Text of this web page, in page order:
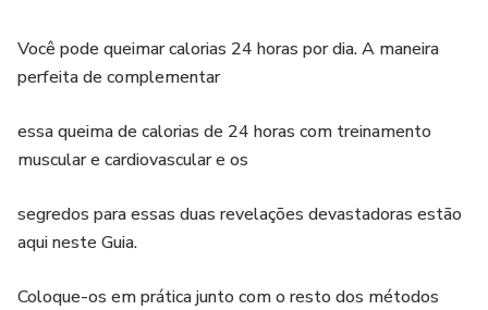
Você pode queimar calorias 24 horas por dia. A maneira
perfeita de complementar
essa queima de calorias de 24 horas com treinamento
muscular e cardiovascular e os
segredos para essas duas revelações devastadoras estão
aqui neste Guia.
Coloque-os em prática junto com o resto dos métodos